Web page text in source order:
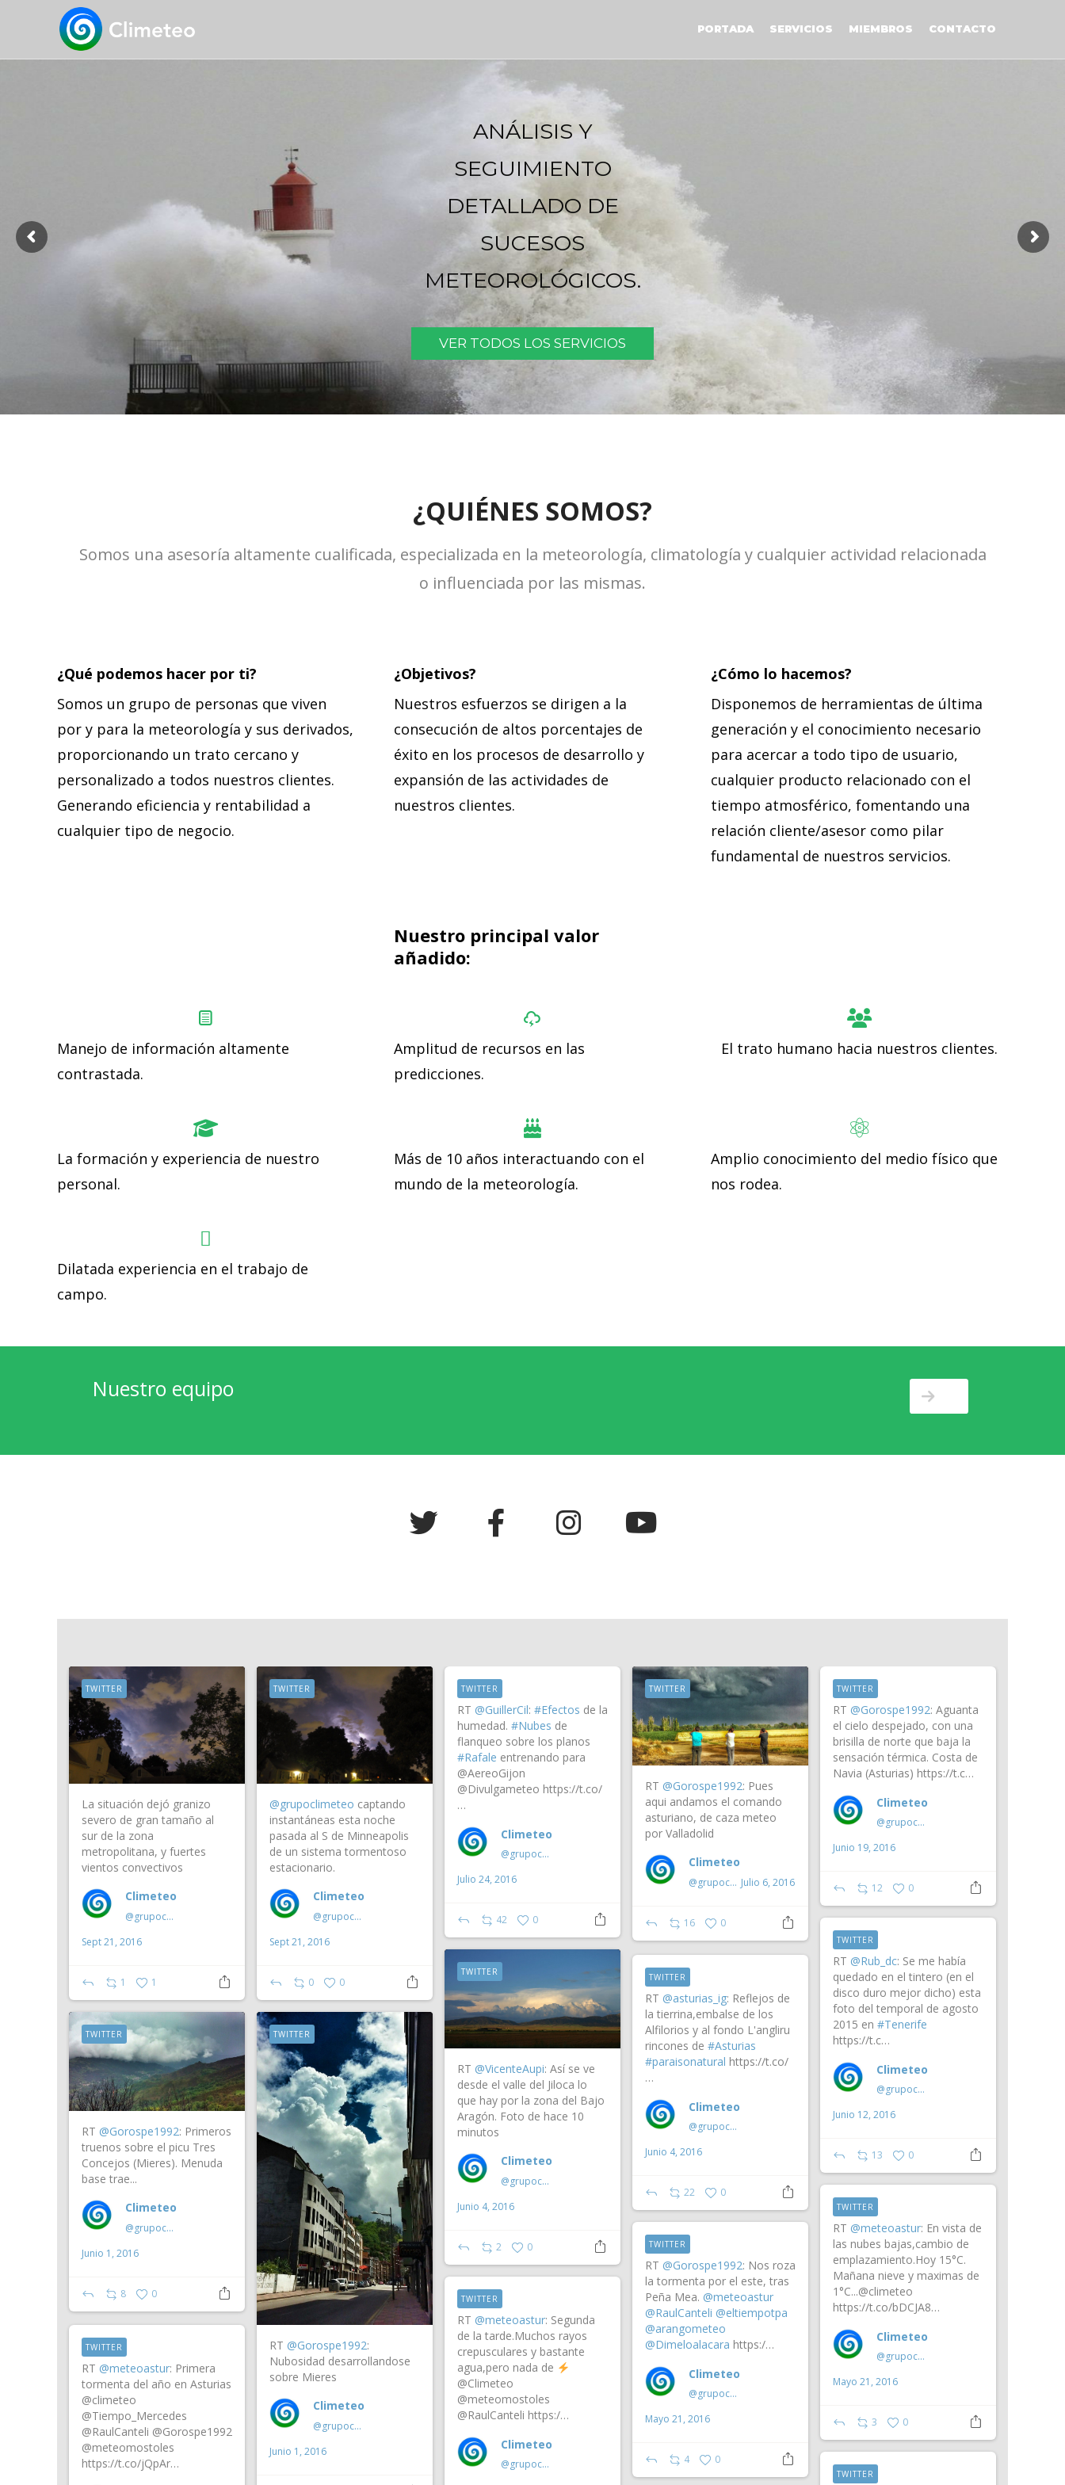
PORTADA SERVICIOS MIEMBROS CONTACTO
VER TODOS LOS SERVICIOS
ANÁLISIS Y
SEGUIMIENTO
DETALLADO DE
SUCESOS
METEOROLÓGICOS.
¿QUIÉNES SOMOS?
Somos una asesoría altamente cualificada, especializada en la meteorología, climatología y cualquier actividad relacionada
o influenciada por las mismas.
¿Qué podemos hacer por ti?
Somos un grupo de personas que viven
por y para la meteorología y sus derivados,
proporcionando un trato cercano y
personalizado a todos nuestros clientes.
Generando eficiencia y rentabilidad a
cualquier tipo de negocio.
¿Objetivos?
Nuestros esfuerzos se dirigen a la
consecución de altos porcentajes de
éxito en los procesos de desarrollo y
expansión de las actividades de
nuestros clientes.
¿Cómo lo hacemos?
Disponemos de herramientas de última
generación y el conocimiento necesario
para acercar a todo tipo de usuario,
cualquier producto relacionado con el
tiempo atmosférico, fomentando una
relación cliente/asesor como pilar
fundamental de nuestros servicios.
Nuestro principal valor
añadido:
Manejo de información altamente
contrastada.
Amplitud de recursos en las
predicciones.
El trato humano hacia nuestros clientes.
La formación y experiencia de nuestro
personal.
Más de 10 años interactuando con el
mundo de la meteorología.
Amplio conocimiento del medio físico que
nos rodea.
Dilatada experiencia en el trabajo de
campo.
Nuestro equipo
La situación dejó granizo
severo de gran tamaño al
sur de la zona
metropolitana, y fuertes
vientos convectivos
Climeteo
@grupoclimeteo
Sept 21, 2016
TWITTER
1 1
@grupoclimeteo captando
instantáneas esta noche
pasada al S de Minneapolis
de un sistema tormentoso
estacionario.
Climeteo
@grupoclimeteo
Sept 21, 2016
TWITTER
0 0
RT @GuillerCil: #Efectos de la
humedad. #Nubes de
flanqueo sobre los planos
#Rafale entrenando para
@AereoGijon
@Divulgameteo https://t.co/
…
Climeteo
@grupoclimeteo
Julio 24, 2016
TWITTER
42 0
RT @Gorospe1992: Pues
aqui andamos el comando
asturiano, de caza meteo
por Valladolid
Climeteo
@grupoclimeteo Julio 6, 2016
TWITTER
16 0
RT @Gorospe1992: Aguanta
el cielo despejado, con una
brisilla de norte que baja la
sensación térmica. Costa de
Navia (Asturias) https://t.c…
Climeteo
@grupoclimeteo
Junio 19, 2016
TWITTER
12 0
RT @Rub_dc: Se me había
quedado en el tintero (en el
disco duro mejor dicho) esta
foto del temporal de agosto
2015 en #Tenerife
https://t.c…
Climeteo
@grupoclimeteo
Junio 12, 2016
TWITTER
13 0
RT @VicenteAupi: Así se ve
desde el valle del Jiloca lo
que hay por la zona del Bajo
Aragón. Foto de hace 10
minutos
Climeteo
@grupoclimeteo
Junio 4, 2016
TWITTER
2 0
RT @asturias_ig: Reflejos de
la tierrina,embalse de los
Alfilorios y al fondo L'angliru
rincones de #Asturias
#paraisonatural https://t.co/
…
Climeteo
@grupoclimeteo
Junio 4, 2016
TWITTER
22 0
RT @Gorospe1992: Primeros
truenos sobre el picu Tres
Concejos (Mieres). Menuda
base trae...
Climeteo
@grupoclimeteo
Junio 1, 2016
TWITTER
8 0
RT @Gorospe1992:
Nubosidad desarrollandose
sobre Mieres
Climeteo
@grupoclimeteo
Junio 1, 2016
TWITTER
RT @meteoastur: En vista de
las nubes bajas,cambio de
emplazamiento.Hoy 15°C.
Mañana nieve y maximas de
1°C...@climeteo
https://t.co/bDCJA8…
Climeteo
@grupoclimeteo
Mayo 21, 2016
TWITTER
3 0
RT @Gorospe1992: Nos roza
la tormenta por el este, tras
Peña Mea. @meteoastur
@RaulCanteli @eltiempotpa
@arangometeo
@Dimeloalacara https:/…
Climeteo
@grupoclimeteo
Mayo 21, 2016
TWITTER
4 0
RT @meteoastur: Segunda
de la tarde.Muchos rayos
crepusculares y bastante
agua,pero nada de
@Climeteo
@meteomostoles
@RaulCanteli https:/…
Climeteo
@grupoclimeteo
TWITTER
RT @meteoastur: Primera
tormenta del año en Asturias
@climeteo
@Tiempo_Mercedes
@RaulCanteli @Gorospe1992
@meteomostoles
https://t.co/jQpAr…
TWITTER
TWITTER